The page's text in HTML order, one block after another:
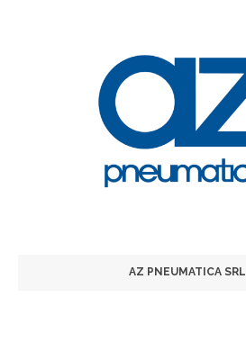
AZ PNEUMATICA SRL